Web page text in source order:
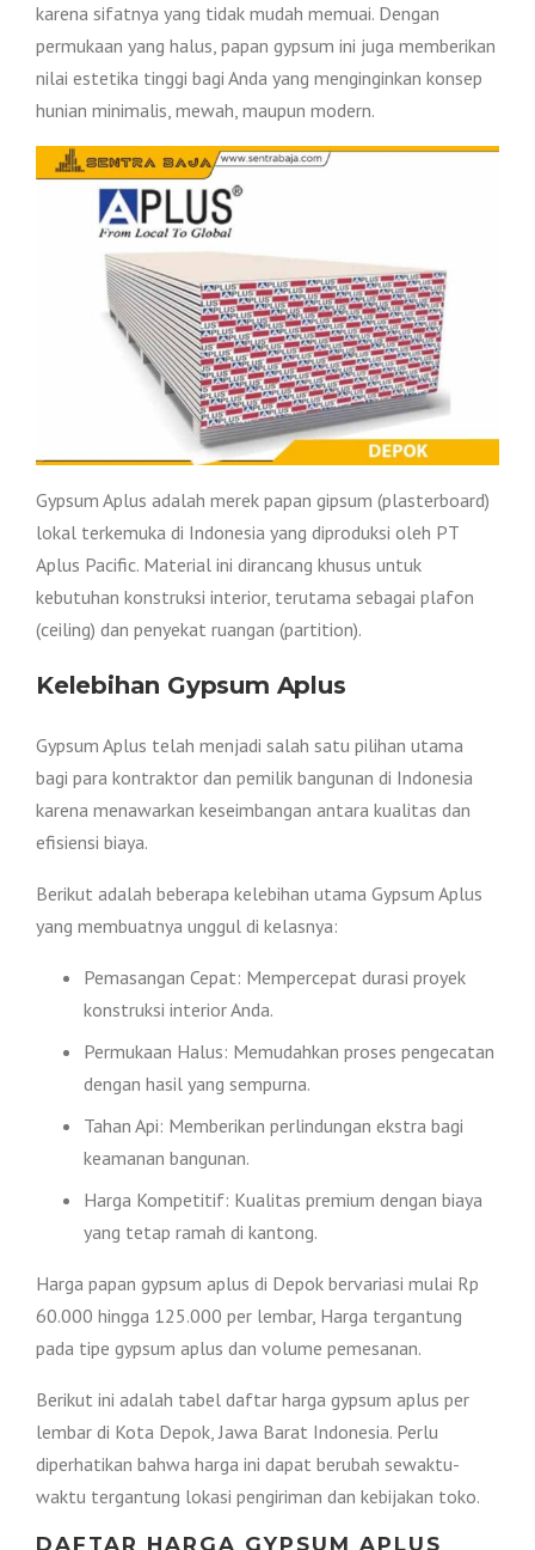
karena sifatnya yang tidak mudah memuai. Dengan
permukaan yang halus, papan gypsum ini juga memberikan
nilai estetika tinggi bagi Anda yang menginginkan konsep
hunian minimalis, mewah, maupun modern.
Gypsum Aplus adalah merek papan gipsum (plasterboard)
lokal terkemuka di Indonesia yang diproduksi oleh PT
Aplus Pacific. Material ini dirancang khusus untuk
kebutuhan konstruksi interior, terutama sebagai plafon
(ceiling) dan penyekat ruangan (partition).
Kelebihan Gypsum Aplus
Gypsum Aplus telah menjadi salah satu pilihan utama
bagi para kontraktor dan pemilik bangunan di Indonesia
karena menawarkan keseimbangan antara kualitas dan
efisiensi biaya.
Berikut adalah beberapa kelebihan utama Gypsum Aplus
yang membuatnya unggul di kelasnya:
Pemasangan Cepat: Mempercepat durasi proyek
konstruksi interior Anda.
Permukaan Halus: Memudahkan proses pengecatan
dengan hasil yang sempurna.
Tahan Api: Memberikan perlindungan ekstra bagi
keamanan bangunan.
Harga Kompetitif: Kualitas premium dengan biaya
yang tetap ramah di kantong.
Harga papan gypsum aplus di Depok bervariasi mulai Rp
60.000 hingga 125.000 per lembar, Harga tergantung
pada tipe gypsum aplus dan volume pemesanan.
Berikut ini adalah tabel daftar harga gypsum aplus per
lembar di Kota Depok, Jawa Barat Indonesia. Perlu
diperhatikan bahwa harga ini dapat berubah sewaktu-
waktu tergantung lokasi pengiriman dan kebijakan toko.
DAFTAR HARGA GYPSUM APLUS